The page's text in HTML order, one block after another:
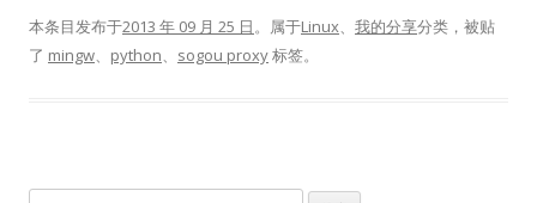
本条目发布于2013 年 09 月 25 日。属于Linux、 我的分享分类，被贴
了 mingw、 python、 sogou proxy标签。